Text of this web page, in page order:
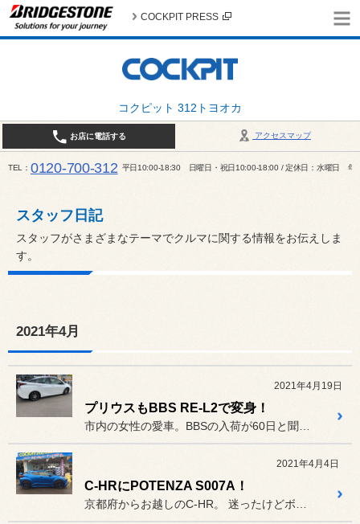
コクピット 312トヨオカ
COCKPIT PRESS
アクセスマップ
お店に電話する
TEL 0120-700-312 平日10:00-18:30 日曜日・祝日10:00-18:00 / 定休日：水曜日 年
スタッフ日記
スタッフがさまざまなテーマでクルマに関する情報をお伝えしま
す。
2021年4月
2021年4月19日
プリウスもBBS RE-L2で変身！
2021年4月4日
C-HRにPOTENZA S007A！